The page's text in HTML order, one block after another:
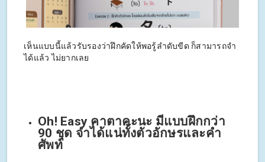
เห็นแบบนี้แล้วรับรองว่าฝึกคัดให้พอรู้ลำดับขีด ก็สามารถจำ
ได้แล้ว ไม่ยากเลย
Oh! Easy คาตาคะนะ มีแบบฝึกกว่า
90 ชุด จำได้แน่ทั้งตัวอักษรและคำ
ศัพท์